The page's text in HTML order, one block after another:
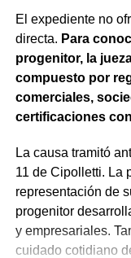
trasladada, la otra
Como en este caso
concretado, la
todos los requisitos
declarar extinguido
«En virtud de ello
configurados los
para que opere el
de la parte»,
actuaciones
conforme a la
El expediente no
directa. Para
progenitor, la
compuesto por
comerciales,
certificaciones
La causa tramitó
11 de Cipolletti. La
representación de
progenitor
y empresariales.
cuidado cotidiano